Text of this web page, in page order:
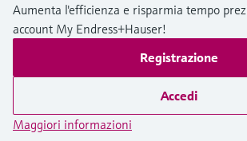
Aumenta l'efficienza e risparmia tempo
account My Endress+Hauser!
Registrazione
Accedi
Maggiori informazioni